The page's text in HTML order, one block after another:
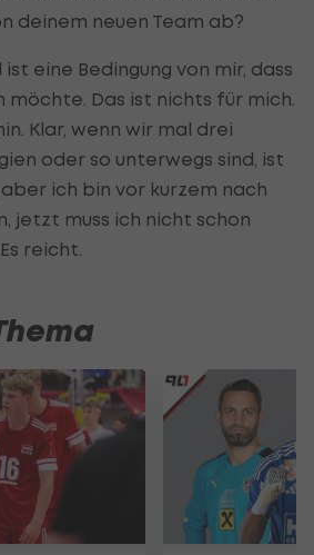
deinem neuen Team ab?
ist eine Bedingung von mir, dass
möchte. Das ist nichts für mich.
Klar, wenn wir mal drei
oder so unterwegs sind, ist
ich bin vor kurzem nach
jetzt muss ich nicht schon
reicht.